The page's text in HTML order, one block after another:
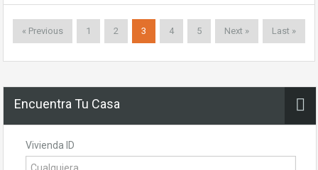
« Previous 1 2 3 4 5 Next » Last »
Encuentra Tu Casa
Vivienda ID